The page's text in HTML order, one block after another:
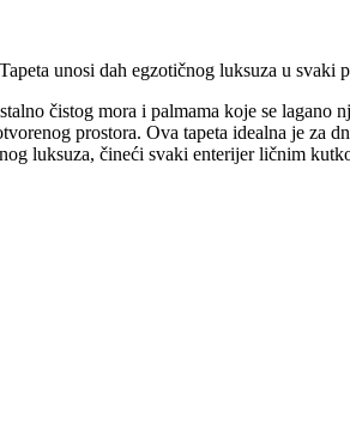
unosi dah egzotičnog luksuza u svaki
čistog mora i palmama koje se
prostora. Ova tapeta idealna je za
luksuza, čineći svaki enterijer ličnim